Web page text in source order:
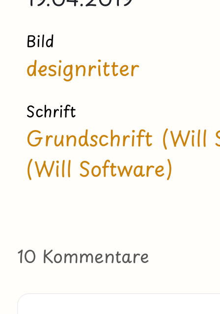
Bild
designritter
Schrift
Grundschrift (Will
(Will Software)
10 Kommentare